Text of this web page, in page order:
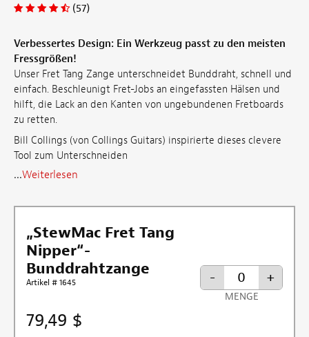
(57)
Verbessertes Design: Ein Werkzeug passt zu den meisten
Fressgrößen!
Unser Fret Tang Zange unterschneidet Bunddraht, schnell und
einfach. Beschleunigt Fret-Jobs an eingefassten Hälsen und
hilft, die Lack an den Kanten von ungebundenen Fretboards
zu retten.
Bill Collings (von Collings Guitars) inspirierte dieses clevere
Tool zum Unterschneiden
...Weiterlesen
„StewMac Fret Tang
Nipper“-
Bunddrahtzange
Artikel # 1645
79,49 $
- +
MENGE